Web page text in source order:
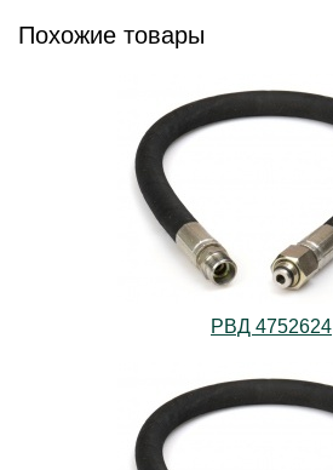
Похожие товары
РВД 4752624